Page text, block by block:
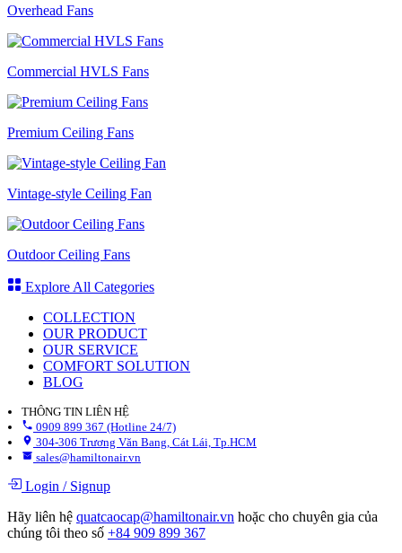
Overhead Fans
Commercial HVLS Fans
Premium Ceiling Fans
Vintage-style Ceiling Fan
Outdoor Ceiling Fans
Explore All Categories
COLLECTION
OUR PRODUCT
OUR SERVICE
COMFORT SOLUTION
BLOG
THÔNG TIN LIÊN HỆ
0909 899 367 (Hotline 24/7)
304-306 Trương Văn Bang, Cát Lái, Tp.HCM
sales@hamiltonair.vn
Login /Signup
Hãy liên hệ quatcaocap@hamiltonair.vn hoặc cho chuyên gia của
chúng tôi theo số +84 909 899 367